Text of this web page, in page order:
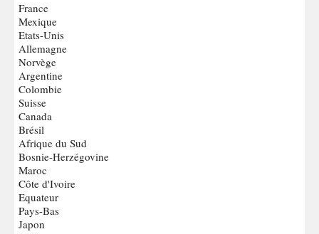
France
Mexique
Etats-Unis
Allemagne
Norvège
Argentine
Colombie
Suisse
Canada
Brésil
Afrique du Sud
Bosnie-Herzégovine
Maroc
Côte d'Ivoire
Equateur
Pays-Bas
Japon